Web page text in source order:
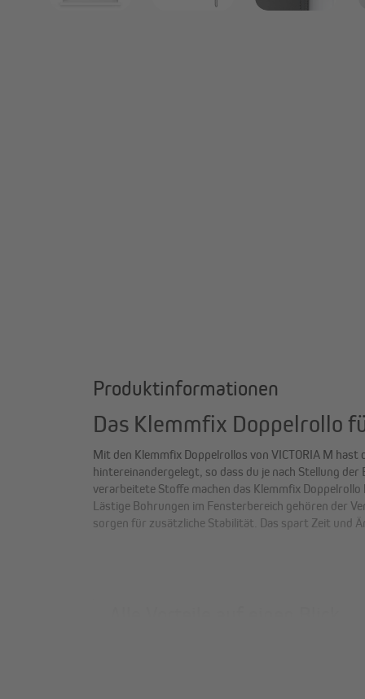
Produktinformationen
Das Klemmfix Doppelrollo
Mit den Klemmfix Doppelrollos von VICTORIA M
hintereinandergelegt, so dass du je nach Stellung
verarbeitete Stoffe machen das Klemmfix
Lästige Bohrungen im Fensterbereich gehören der
sorgen für zusätzliche Stabilität. Das spart Zeit und